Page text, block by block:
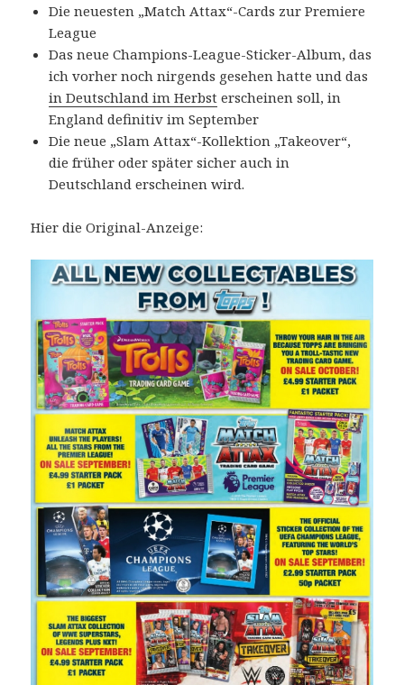
Die neuesten „Match Attax“-Cards zur Premiere
League
Das neue Champions-League-Sticker-Album, das
ich vorher noch nirgends gesehen hatte und das
in Deutschland im Herbst erscheinen soll, in
England definitiv im September
Die neue „Slam Attax“-Kollektion „Takeover“,
die früher oder später sicher auch in
Deutschland erscheinen wird.
Hier die Original-Anzeige: